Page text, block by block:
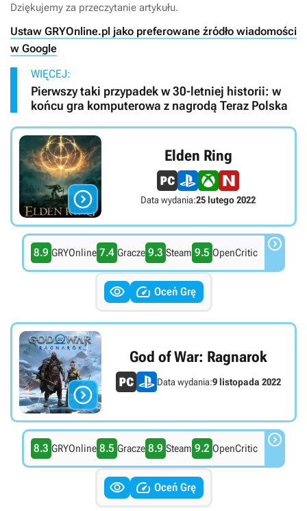
Dziękujemy za przeczytanie artykułu.
Ustaw GRYOnline.pl jako preferowane źródło wiadomości
w Google
WIĘCEJ:
Pierwszy taki przypadek w 30-letniej historii: w
końcu gra komputerowa z nagrodą Teraz Polska

Elden Ring
Data wydania:25 lutego 2022
8.9 GRYOnline 7.4 Gracze 9.3 Steam 9.5 OpenCritic 
  Oceń Grę

God of War: Ragnarok
Data wydania:9 listopada 2022
8.3 GRYOnline 8.5 Gracze 8.9 Steam 9.2 OpenCritic 
  Oceń Grę